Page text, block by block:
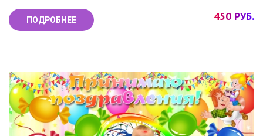
ПОДРОБНЕЕ 450 РУБ.